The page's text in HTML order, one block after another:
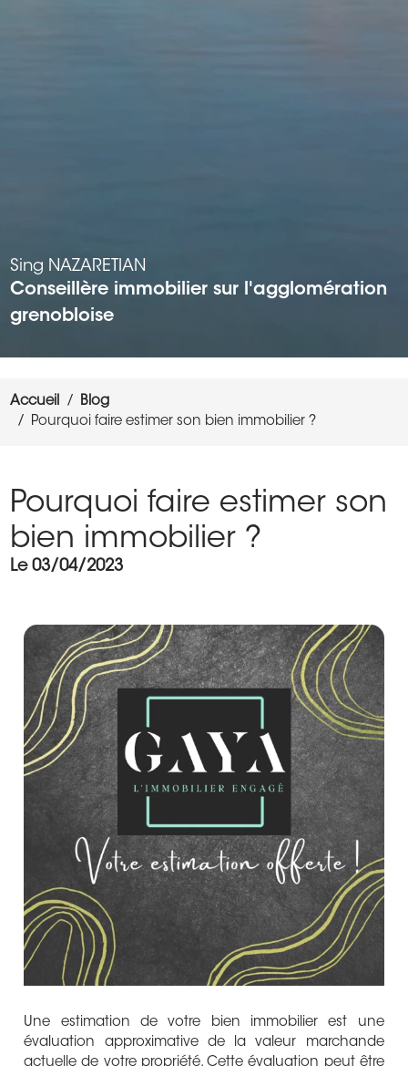
Sing NAZARETIAN
Conseillère immobilier sur l'agglomération
grenobloise
Accueil
Blog
Pourquoi faire estimer son bien immobilier ?
Pourquoi faire estimer son
bien immobilier ?
Le 03/04/2023
Une estimation de votre bien immobilier est une
évaluation approximative de la valeur marchande
actuelle de votre propriété. Cette évaluation peut être